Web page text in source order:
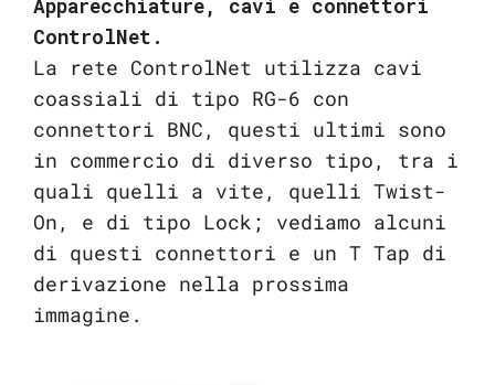
Apparecchiature, cavi e connettori
ControlNet.
La rete ControlNet utilizza cavi
coassiali di tipo RG-6 con
connettori BNC, questi ultimi sono
in commercio di diverso tipo, tra i
quali quelli a vite, quelli Twist-
On, e di tipo Lock; vediamo alcuni
di questi connettori e un T Tap di
derivazione nella prossima
immagine.